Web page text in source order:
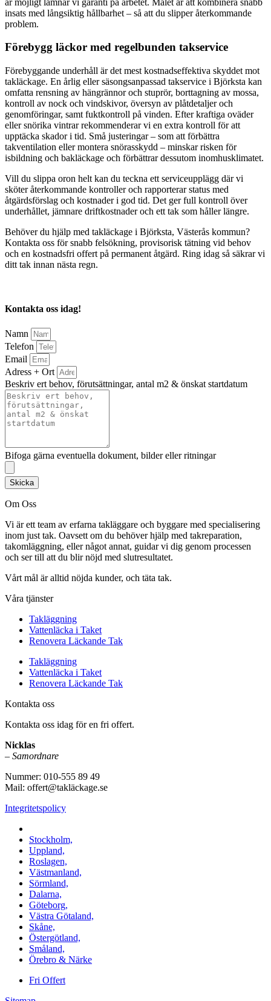
insats med långsiktig hållbarhet – så att du slipper återkommande
problem.
Förebygg läckor med regelbunden takservice
Förebyggande underhåll är det mest kostnadseffektiva skyddet mot
takläckage. En årlig eller säsongsanpassad takservice i Björksta kan
omfatta rensning av hängrännor och stuprör, borttagning av mossa,
kontroll av nock och vindskivor, översyn av plåtdetaljer och
genomföringar, samt fuktkontroll på vinden. Efter kraftiga oväder
eller snörika vintrar rekommenderar vi en extra kontroll för att
upptäcka skador i tid. Små justeringar – som att förbättra
takventilation eller montera snörasskydd – minskar risken för
isbildning och bakläckage och förbättrar dessutom inomhusklimatet.
Vill du slippa oron helt kan du teckna ett serviceupplägg där vi
sköter återkommande kontroller och rapporterar status med
åtgärdsförslag och kostnader i god tid. Det ger full kontroll över
underhållet, jämnare driftkostnader och ett tak som håller längre.
Behöver du hjälp med takläckage i Björksta, Västerås kommun?
Kontakta oss för snabb felsökning, provisorisk tätning vid behov
och en kostnadsfri offert på permanent åtgärd. Ring idag så säkrar vi
ditt tak innan nästa regn.
Kontakta oss idag!
Namn
Telefon
Email
Adress + Ort
Beskriv ert behov, förutsättningar, antal m2 & önskat startdatum
Bifoga gärna eventuella dokument, bilder eller ritningar
Skicka
Om Oss
Vi är ett team av erfarna takläggare och byggare med specialisering
inom just tak. Oavsett om du behöver hjälp med takreparation,
takomläggning, eller något annat, guidar vi dig genom processen
och ser till att du blir nöjd med slutresultatet.
Vårt mål är alltid nöjda kunder, och täta tak.
Våra tjänster
Takläggning
Vattenläcka i Taket
Renovera Läckande Tak
Takläggning
Vattenläcka i Taket
Renovera Läckande Tak
Kontakta oss
Kontakta oss idag för en fri offert.
Nicklas
– Samordnare
Nummer: 010-555 89 49
Mail: offert@takläckage.se
Integritetspolicy
Stockholm,
Uppland,
Roslagen,
Västmanland,
Sörmland,
Dalarna,
Göteborg,
Västra Götaland,
Skåne,
Östergötland,
Småland,
Örebro & Närke
Fri Offert